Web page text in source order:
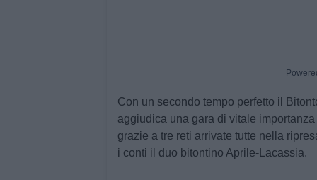
Con un secondo tempo perfetto il
aggiudica una gara di vitale importanza
grazie a tre reti arrivate tutte nella
i conti il duo bitontino Aprile-Lacassia.